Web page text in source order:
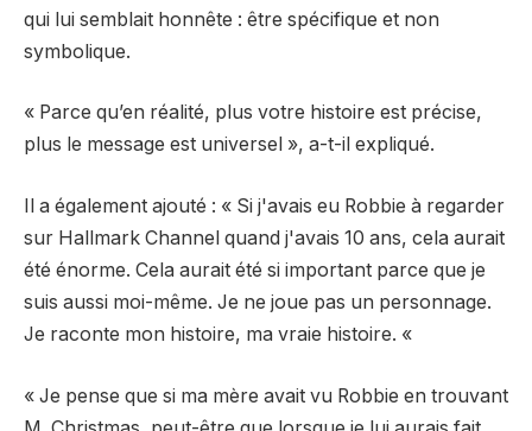
qui lui semblait honnête : être spécifique et non
symbolique.
« Parce qu’en réalité, plus votre histoire est précise,
plus le message est universel », a-t-il expliqué.
Il a également ajouté : « Si j'avais eu Robbie à regarder
sur Hallmark Channel quand j'avais 10 ans, cela aurait
été énorme. Cela aurait été si important parce que je
suis aussi moi-même. Je ne joue pas un personnage.
Je raconte mon histoire, ma vraie histoire. «
« Je pense que si ma mère avait vu Robbie en trouvant